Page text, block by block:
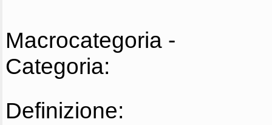
Macrocategoria -
Categoria:
Definizione: